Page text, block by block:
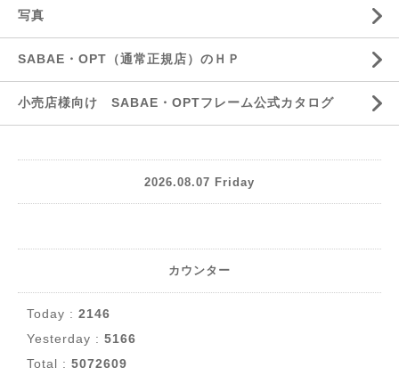
写真
SABAE・OPT（通常正規店）のＨＰ
小売店様向け SABAE・OPTフレーム公式カタログ
2026.08.07 Friday
カウンター
Today : 2146
Yesterday : 5166
Total : 5072609